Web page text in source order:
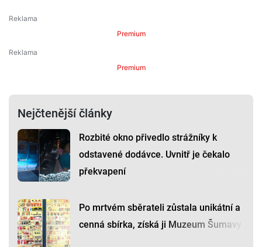
Premium
Premium
Nejčtenější články
Rozbité okno přivedlo strážníky k
odstavené dodávce. Uvnitř je čekalo
překvapení
Po mrtvém sběrateli zůstala unikátní a
cenná sbírka, získá ji Muzeum Šumavy